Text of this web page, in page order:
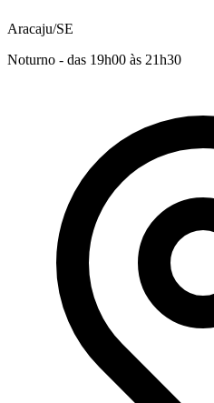
Aracaju/SE
Noturno - das 19h00 às 21h30